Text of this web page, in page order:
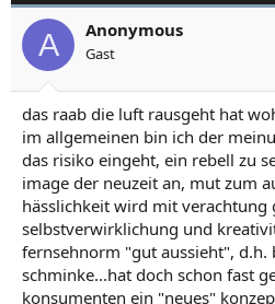
A Anonymous
Gast
das raab die luft rausgeht hat
im allgemeinen bin ich der
das risiko eingeht, ein rebell zu
image der neuzeit an, mut zum
hässlichkeit wird mit verachtung
selbstverwirklichung und
fernsehnorm "gut aussieht", d.h.
schminke...hat doch schon fast
konsumenten ein "neues"